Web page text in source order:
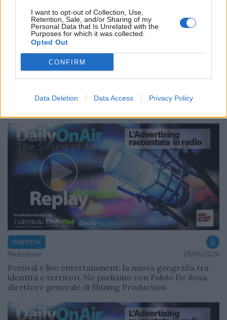
I want to opt-out of Collection, Use,
Retention, Sale, and/or Sharing of my
Personal Data that Is Unrelated with the
Purposes for which it was collected.
Opted Out
CONFIRM
Data Deletion Data Access Privacy Policy
ha parlato di PMI della comunicazione tra fragilità e
PUNTATA
Redazione 29/05/2026
Festival e live entertainment: la nuova geografia tra
identità e territori. Ne parliamo con Fulvio De Rosa,
direttore generale di Shining Production